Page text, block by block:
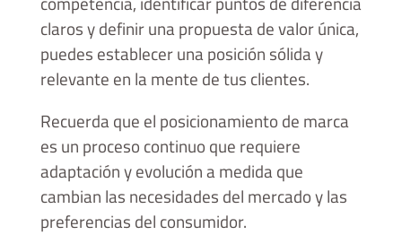
claros y definir una propuesta de valor única,
puedes establecer una posición sólida y
relevante en la mente de tus clientes.
Recuerda que el posicionamiento de marca
es un proceso continuo que requiere
adaptación y evolución a medida que
cambian las necesidades del mercado y las
preferencias del consumidor.